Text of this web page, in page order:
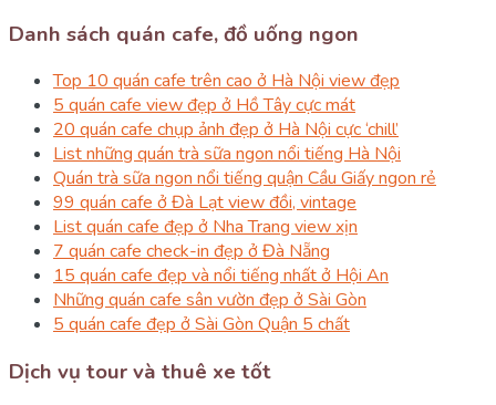
Danh sách quán cafe, đồ uống ngon
Top 10 quán cafe trên cao ở Hà Nội view đẹp
5 quán cafe view đẹp ở Hồ Tây cực mát
20 quán cafe chụp ảnh đẹp ở Hà Nội cực ‘chill’
List những quán trà sữa ngon nổi tiếng Hà Nội
Quán trà sữa ngon nổi tiếng quận Cầu Giấy ngon rẻ
99 quán cafe ở Đà Lạt view đồi, vintage
List quán cafe đẹp ở Nha Trang view xịn
7 quán cafe check-in đẹp ở Đà Nẵng
15 quán cafe đẹp và nổi tiếng nhất ở Hội An
Những quán cafe sân vườn đẹp ở Sài Gòn
5 quán cafe đẹp ở Sài Gòn Quận 5 chất
Dịch vụ tour và thuê xe tốt